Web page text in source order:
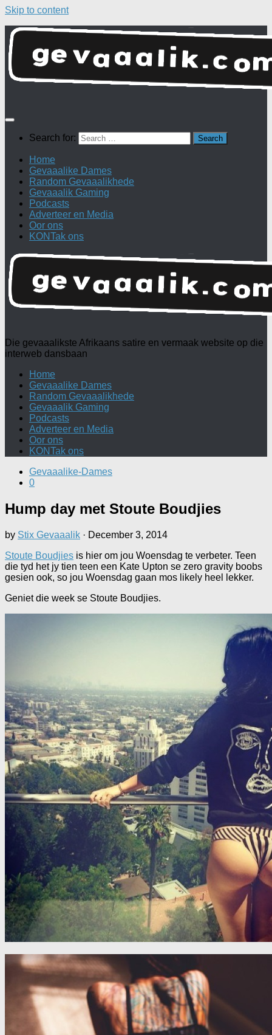
Skip to content
Search for:
Home
Gevaaalike Dames
Random Gevaaalikhede
Gevaaalik Gaming
Podcasts
Adverteer en Media
Oor ons
KONTak ons
Die gevaaalikste Afrikaans satire en vermaak website op die
interweb dansbaan
Home
Gevaaalike Dames
Random Gevaaalikhede
Gevaaalik Gaming
Podcasts
Adverteer en Media
Oor ons
KONTak ons
Gevaaalike-Dames
0
Hump day met Stoute Boudjies
by Stix Gevaaalik · December 3, 2014
Stoute Boudjies is hier om jou Woensdag te verbeter. Teen
die tyd het jy tien teen een Kate Upton se zero gravity boobs
gesien ook, so jou Woensdag gaan mos likely heel lekker.
Geniet die week se Stoute Boudjies.